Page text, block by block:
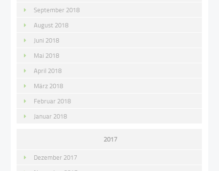
September 2018
August 2018
Juni 2018
Mai 2018
April 2018
März 2018
Februar 2018
Januar 2018
2017
Dezember 2017